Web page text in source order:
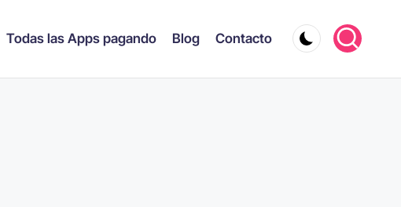
Todas las Apps pagando Blog Contacto